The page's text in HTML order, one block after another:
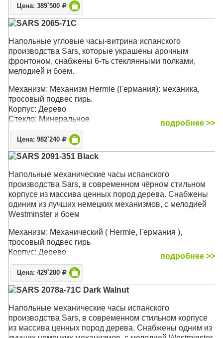
получасовой сигнал и четверть часа
Размер: 193 x 52 x 32 см
Цена: 389`500 Р
SARS 2065-71C
Напольные угловые часы-витрина испанского
производства Sars, которые украшены арочным
фронтоном, снабжены 6-ть стеклянными полками,
мелодией и боем.
Механизм: Механизм Hermle (Германия): механика,
тросовый подвес гирь.
Корпус: Дерево
Стекло: Минеральное
Звуковой сигнал: Мелодия каждые 15 минут. Бой
каждый час
Размер: 208 х 77 х 30 см
подробнее >>
Цена: 982`240 Р
SARS 2091-351 Black
Напольные механические часы испанского
производства Sars, в современном чёрном стильном
корпусе из массива ценных пород дерева. Снабжены
одиним из лучших немецких механизмов, с мелодией
Westminster и боем
Механизм: Механический ( Hermle, Германия ),
тросовый подвес гирь
Корпус: Дерево
Звуковой сигнал: Westminster, Мелодия каждые 15
минут, Бой каждый час
Размер: 188 х 50 х 30 см
подробнее >>
Цена: 429`280 Р
SARS 2078a-71С Dark Walnut
Напольные механические часы испанского
производства Sars, в современном стильном корпусе
из массива ценных пород дерева. Снабжены одним из